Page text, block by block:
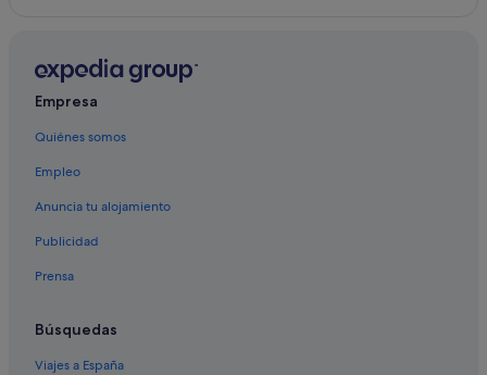
Empresa
Quiénes somos
Empleo
Anuncia tu alojamiento
Publicidad
Prensa
Búsquedas
Viajes a España